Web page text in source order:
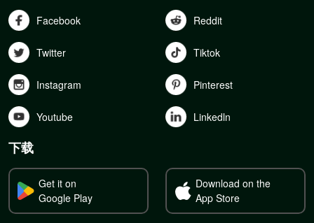
Facebook Reddit
Twitter Tiktok
Instagram Pinterest
Youtube Linkedln
下载
Get it on
Google Play
Download on the
App Store